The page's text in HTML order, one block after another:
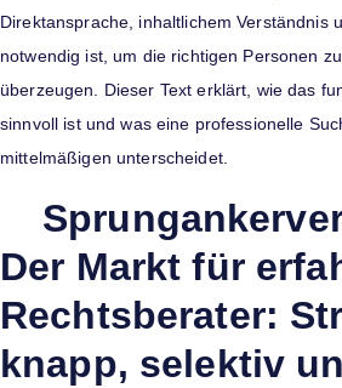
Direktansprache, inhaltlichem Verständnis
notwendig ist, um die richtigen Personen
überzeugen. Dieser Text erklärt, wie das
sinnvoll ist und was eine professionelle
mittelmäßigen unterscheidet.
Der Markt für
Rechtsberater:
knapp, selektiv